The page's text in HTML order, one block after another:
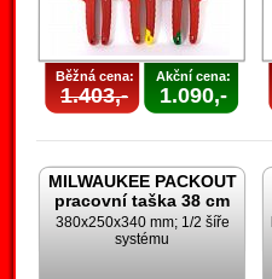
Běžná cena:
1.403,-
Akční cena:
1.090,-
MILWAUKEE PACKOUT
pracovní taška 38 cm
380x250x340 mm; 1/2 šíře
systému